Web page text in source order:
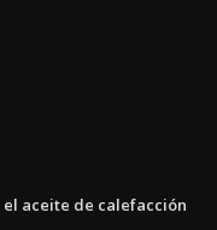
aceite de calefacción